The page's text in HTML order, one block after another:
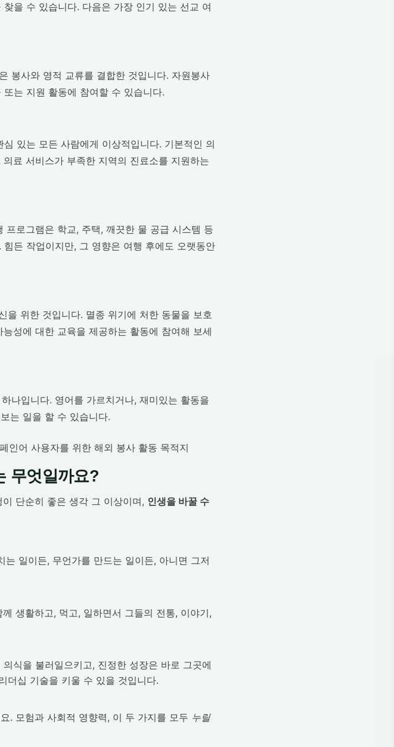
을 수 있습니다. 다음은 가장 인기 있는 선교 여
봉사와 영적 교류를 결합한 것입니다. 자원봉사
는 지원 활동에 참여할 수 있습니다.
있는 모든 사람에게 이상적입니다. 기본적인 의
료 서비스가 부족한 지역의 진료소를 지원하는
로그램은 학교, 주택, 깨끗한 물 공급 시스템 등
든 작업이지만, 그 영향은 여행 후에도 오랫동안
을 위한 것입니다. 멸종 위기에 처한 동물을 보호
성에 대한 교육을 제공하는 활동에 참여해 보세
나입니다. 영어를 가르치거나, 재미있는 활동을
는 일을 할 수 있습니다.
무엇일까요?
단순히 좋은 생각 그 이상이며, 인생을 바꿀 수
일이든, 무언가를 만드는 일이든, 아니면 그저
생활하고, 먹고, 일하면서 그들의 전통, 이야기,
식을 불러일으키고, 진정한 성장은 바로 그곳에
더십 기술을 키울 수 있을 것입니다.
. 모험과 사회적 영향력, 이 두 가지를 모두 누릴